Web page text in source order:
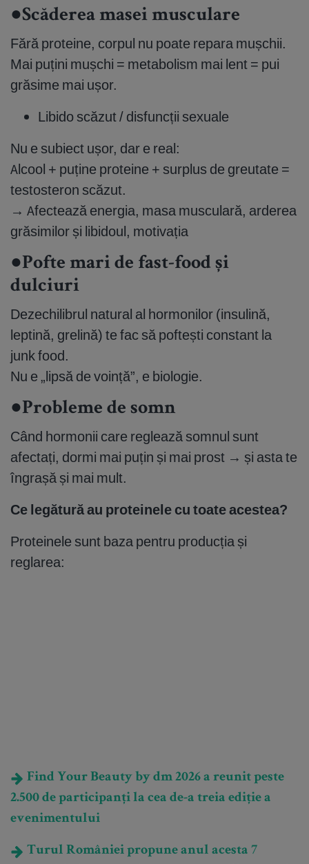
●Scăderea masei musculare
Fără proteine, corpul nu poate repara mușchii.
Mai puțini mușchi = metabolism mai lent = pui
grăsime mai ușor.
Libido scăzut / disfuncții sexuale
Nu e subiect ușor, dar e real:
Alcool + puține proteine + surplus de greutate =
testosteron scăzut.
→ Afectează energia, masa musculară, arderea
grăsimilor și libidoul, motivația
●Pofte mari de fast-food și
dulciuri
Dezechilibrul natural al hormonilor (insulină,
leptină, grelină) te fac să poftești constant la
junk food.
Nu e „lipsă de voință”, e biologie.
●Probleme de somn
Când hormonii care reglează somnul sunt
afectați, dormi mai puțin și mai prost → și asta te
îngrașă și mai mult.
Ce legătură au proteinele cu toate acestea?
Proteinele sunt baza pentru producția și
reglarea:
Find Your Beauty by dm 2026 a reunit peste
2.500 de participanți la cea de-a treia ediție a
evenimentului
Turul României propune anul acesta 7